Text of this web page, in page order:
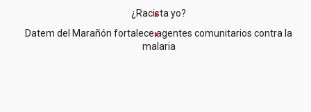
¿Racista yo?
Datem del Marañón fortalece agentes comunitarios contra la
malaria